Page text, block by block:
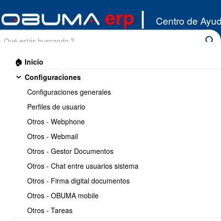
erp | Centro de
🏠 Inicio
Configuraciones
Configuraciones generales
Perfiles de usuario
Otros - Webphone
Otros - Webmail
Otros - Gestor Documentos
Otros - Chat entre usuarios sistema
Otros - Firma digital documentos
Otros - OBUMA mobile
Otros - Tareas
Inventario/Productos
Imprimir
Configurar precios
escalonados / mayoreo